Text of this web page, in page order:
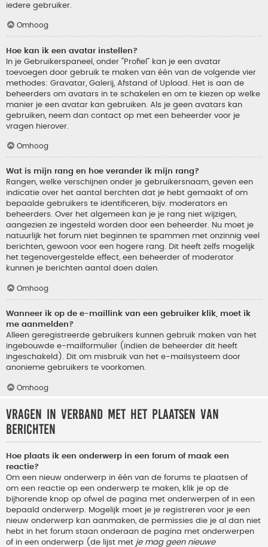
iedere gebruiker.
Omhoog
Hoe kan ik een avatar instellen?
In je Gebruikerspaneel, onder “Profiel” kan je een avatar
toevoegen door gebruik te maken van één van de volgende vier
methodes: Gravatar, Galerij, Afstand of Upload. Het is aan de
beheerders om avatars in te schakelen en om te kiezen op welke
manier je een avatar kan gebruiken. Als je geen avatars kan
gebruiken, neem dan contact op met een beheerder voor je
vragen hierover.
Omhoog
Wat is mijn rang en hoe verander ik mijn rang?
Rangen, welke verschijnen onder je gebruikersnaam, geven een
indicatie over het aantal berchten dat je hebt gemaakt of om
bepaalde gebruikers te identificeren, bijv. moderators en
beheerders. Over het algemeen kan je je rang niet wijzigen,
aangezien ze ingesteld worden door een beheerder. Nu moet je
natuurlijk het forum niet beginnen te spammen met onzinnig veel
berichten, gewoon voor een hogere rang. Dit heeft zelfs mogelijk
het tegenovergestelde effect, een beheerder of moderator
kunnen je berichten aantal doen dalen.
Omhoog
Wanneer ik op de e-maillink van een gebruiker klik, moet ik
me aanmelden?
Alleen geregistreerde gebruikers kunnen gebruik maken van het
ingebouwde e-mailformulier (indien de beheerder dit heeft
ingeschakeld). Dit om misbruik van het e-mailsysteem door
anonieme gebruikers te voorkomen.
Omhoog
Vragen in verband met het plaatsen van
berichten
Hoe plaats ik een onderwerp in een forum of maak een
reactie?
Om een nieuw onderwerp in één van de forums te plaatsen of
om een reactie op een onderwerp te maken, klik je op de
bijhorende knop op ofwel de pagina met onderwerpen of in een
bepaald onderwerp. Mogelijk moet je je registreren voor je een
nieuw onderwerp kan aanmaken, de permissies die je al dan niet
hebt in het forum staan onderaan de pagina met onderwerpen
of in een onderwerp (de lijst met je mag geen nieuwe